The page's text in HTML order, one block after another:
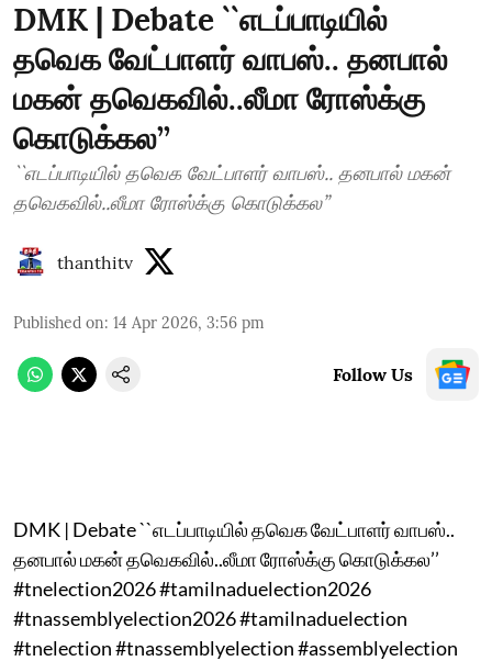
DMK | Debate ``எடப்பாடியில்
தவெக வேட்பாளர் வாபஸ்.. தனபால்
மகன் தவெகவில்..லீமா ரோஸ்க்கு
கொடுக்கல’’
``எடப்பாடியில் தவெக வேட்பாளர் வாபஸ்.. தனபால் மகன்
தவெகவில்..லீமா ரோஸ்க்கு கொடுக்கல’’
thanthitv
Published on: 14 Apr 2026, 3:56 pm
Follow Us
DMK | Debate ``எடப்பாடியில் தவெக வேட்பாளர் வாபஸ்..
தனபால் மகன் தவெகவில்..லீமா ரோஸ்க்கு கொடுக்கல’’
#tnelection2026 #tamilnaduelection2026
#tnassemblyelection2026 #tamilnaduelection
#tnelection #tnassemblyelection #assemblyelection